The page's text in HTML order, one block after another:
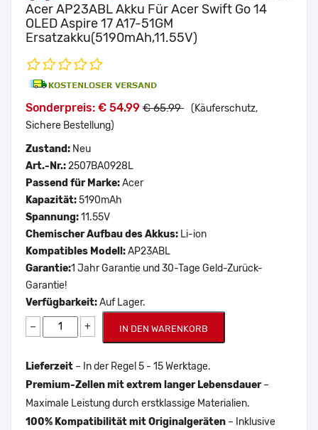
Acer AP23ABL Akku Für Acer Swift Go 14
OLED Aspire 17 A17-51GM
Ersatzakku(5190mAh,11.55V)
Sonderpreis: € 54.99 € 65.99 (Käuferschutz,
Sichere Bestellung)
Zustand: Neu
Art.-Nr.:2507BA0928L
Passend für Marke:Acer
Kapazität:5190mAh
Spannung:11.55V
Chemischer Aufbau des Akkus: Li-ion
Kompatibles Modell:AP23ABL
Garantie:1 Jahr Garantie und 30-Tage Geld-Zurück-
Garantie!
Verfügbarkeit:Auf Lager.
− + IN DEN WARENKORB
Lieferzeit – In der Regel 5 - 15 Werktage.
Premium-Zellen mit extrem langer Lebensdauer–
Maximale Leistung durch erstklassige Materialien.
100% Kompatibilität mit Originalgeräten – Inklusive